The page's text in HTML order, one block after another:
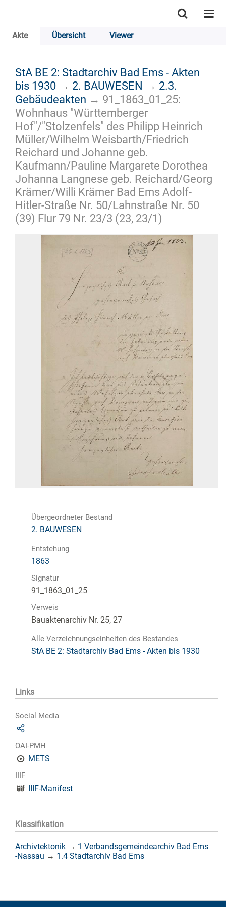
Akte Übersicht Viewer
StA BE 2: Stadtarchiv Bad Ems - Akten
bis 1930 → 2. BAUWESEN → 2.3.
Gebäudeakten → 91_1863_01_25:
Wohnhaus "Württemberger
Hof"/"Stolzenfels" des Philipp Heinrich
Müller/Wilhelm Weisbarth/Friedrich
Reichard und Johanne geb.
Kaufmann/Pauline Margarete Dorothea
Johanna Langnese geb. Reichard/Georg
Krämer/Willi Krämer Bad Ems Adolf-
Hitler-Straße Nr. 50/Lahnstraße Nr. 50
(39) Flur 79 Nr. 23/3 (23, 23/1)
Übergeordneter Bestand
2. BAUWESEN
Entstehung
1863
Signatur
91_1863_01_25
Verweis
Bauaktenarchiv Nr. 25, 27
Alle Verzeichnungseinheiten des Bestandes
StA BE 2: Stadtarchiv Bad Ems - Akten bis 1930
Links
Social Media
OAI-PMH
METS
IIIF
IIIF-Manifest
Klassifikation
Archivtektonik → 1 Verbandsgemeindearchiv Bad Ems
-Nassau → 1.4 Stadtarchiv Bad Ems